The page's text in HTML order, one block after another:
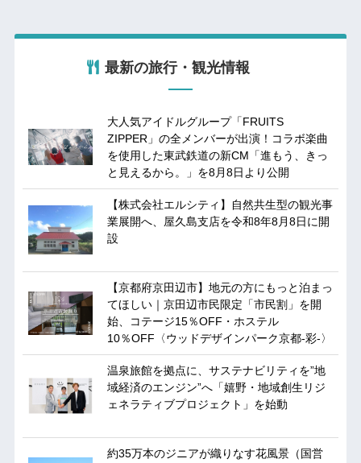
最新の旅行・観光情報
大人気アイドルグループ「FRUITS
ZIPPER」の全メンバーが出演！コラボ楽曲
を使用した東武鉄道の新CM「進もう、きっ
と見えるから。」を8月8日より公開
【株式会社エルシティ】自然共生型の観光事
業展開へ、屋久島支店を令和8年8月8日に開
設
【京都府京田辺市】地元の方にもっと泊まっ
てほしい｜京田辺市民限定「市民割」を開
始、コテージ15％OFF・ホステル
10％OFF〈ウッドデザインパーク京都-彩-〉
温泉旅館を拠点に、サステナビリティを”地
域経済のエンジン”へ「嬉野・地域創生リジ
ェネラティブプロジェクト」を始動
約35万本のジニアが織りなす花風景（国営